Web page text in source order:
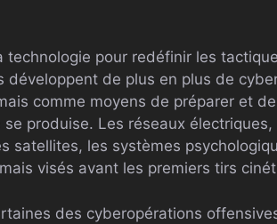
pour redéfinir les
de plus en plus de
comme moyens de préparer et de
produise. Les réseaux
satellites, les systèmes
visés avant les premiers tirs
des cyberopérations